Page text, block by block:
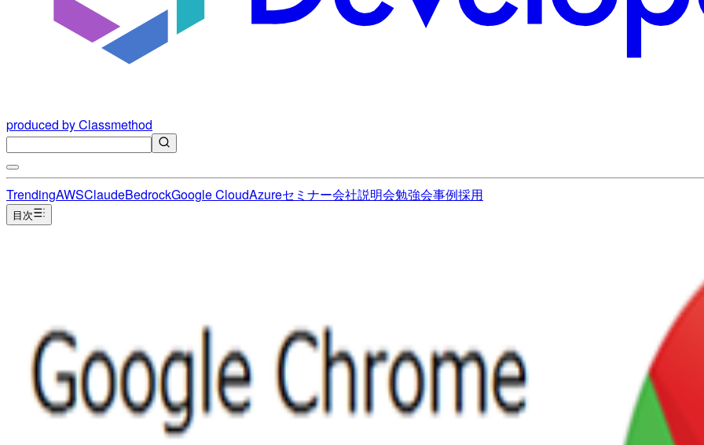
produced by Classmethod
TrendingAWSClaudeBedrockGoogle CloudAzureセミナー会社説明会勉強会事例採用
目次